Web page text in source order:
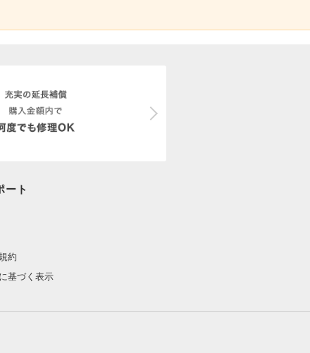
ート
約
基づく表示